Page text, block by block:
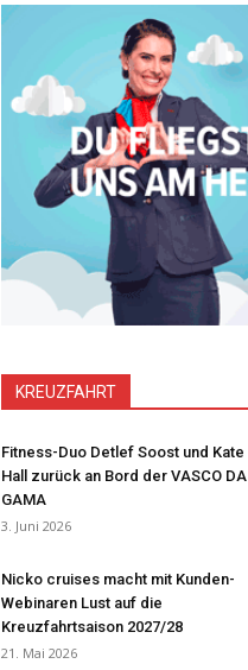
KREUZFAHRT
Fitness-Duo Detlef Soost und Kate
Hall zurück an Bord der VASCO DA
GAMA
3. Juni 2026
Nicko cruises macht mit Kunden-
Webinaren Lust auf die
Kreuzfahrtsaison 2027/28
21. Mai 2026